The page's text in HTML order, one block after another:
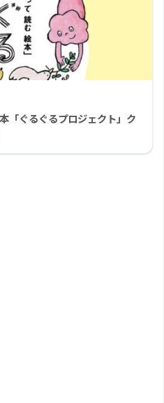
「ぐるぐるプロジェクト」ク